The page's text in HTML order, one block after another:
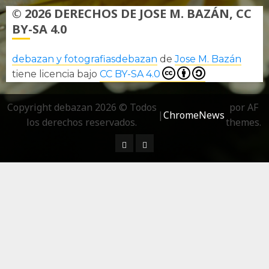
© 2026 DERECHOS DE JOSE M. BAZÁN, CC
BY-SA 4.0
debazan y fotografiasdebazan deJose M. Bazán
tiene licencia bajo CC BY-SA 4.0
Copyright debazan 2026 © Todos
los derechos reservados.
|ChromeNews
por AF
themes.
¿ Quién soy…?
Más información sobre las